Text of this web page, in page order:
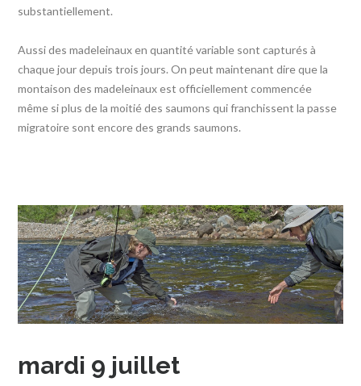
substantiellement.
Aussi des madeleinaux en quantité variable sont capturés à
chaque jour depuis trois jours. On peut maintenant dire que la
montaison des madeleinaux est officiellement commencée
même si plus de la moitié des saumons qui franchissent la passe
migratoire sont encore des grands saumons.
mardi 9 juillet